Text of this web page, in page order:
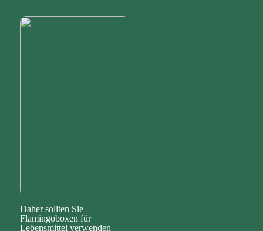
Daher sollten Sie
Flamingoboxen für
Lebensmittel verwenden